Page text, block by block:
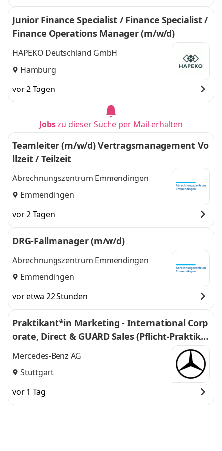
Junior Finance Specialist / Finance Specialist /
Finance Operations Manager (m/w/d)
HAPEKO Deutschland GmbH
Hamburg
vor 2 Tagen
Jobszu dieser Suche per Mail erhalten
Teamleiter (m/w/d) Vertragsmanagement Vo
llzeit / Teilzeit
Abrechnungszentrum Emmendingen
Emmendingen
vor 2 Tagen
DRG-Fallmanager (m/w/d)
Abrechnungszentrum Emmendingen
Emmendingen
vor etwa 22 Stunden
Praktikant*in Marketing - International Corp
orate, Direct & GUARD Sales (Pflicht-Praktiku
m)
Mercedes-Benz AG
Stuttgart
vor 1 Tag